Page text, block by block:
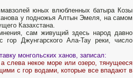
юных влюбленных батыра Козы
у подножья Алтын Эмеля, на самом
Казахстана.
сам живущий здесь народ давно
гор Джунгарского Ала-Тау реки, число
монгольских ханов, записал:
некое море или озеро, тянущееся
с гор водами, которые все впадают в